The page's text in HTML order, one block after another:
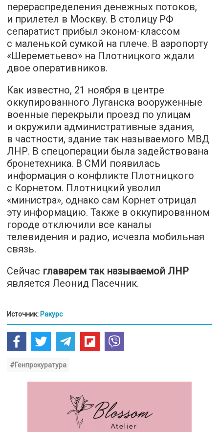
перераспределения денежных потоков,
и прилетел в Москву. В столицу РФ
сепаратист прибыл эконом-классом
с маленькой сумкой на плече. В аэропорту
«Шереметьево» на Плотницкого ждали
двое оперативников.
Как известно, 21 ноября в центре
оккупированного Луганска вооруженные
военные перекрыли проезд по улицам
и окружили административные здания,
в частности, здание так называемого МВД
ЛНР. В спецоперации была задействована
бронетехника. В СМИ появилась
информация о конфликте Плотницкого
с Корнетом. Плотницкий уволил
«министра», однако сам Корнет отрицал
эту информацию. Также в оккупированном
городе отключили все каналы
телевидения и радио, исчезла мобильная
связь.
Сейчас главарем так называемой ЛНР
является Леонид Пасечник.
Источник: Ракурс
#Генпрокуратура